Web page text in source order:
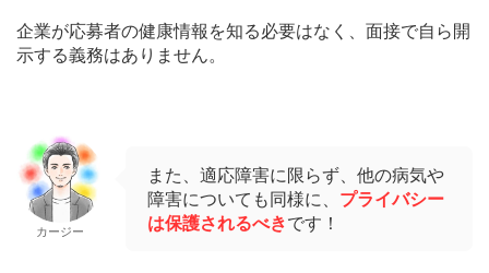
企業が応募者の健康情報を知る必要はなく、面接で自ら開
示する義務はありません。
カージー
また、適応障害に限らず、他の病気や
障害についても同様に、 プライバシー
は保護されるべきです！